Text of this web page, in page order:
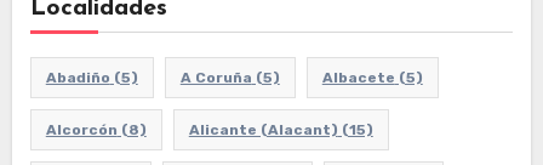
Localidades
Abadiño (5) A Coruña (5) Albacete (5)
Alcorcón (8) Alicante (Alacant) (15)